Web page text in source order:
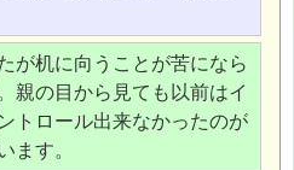
が机に向うことが苦になら
親の目から見ても以前はイ
トロール出来なかったのが
ます。